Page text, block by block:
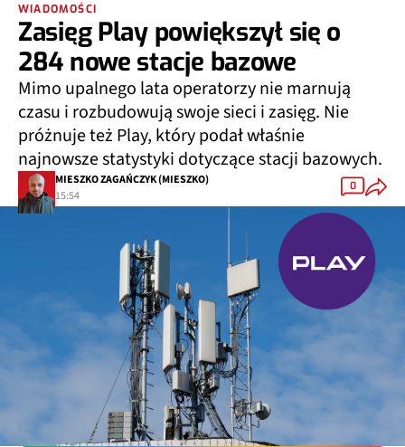
WIADOMOŚCI
Zasięg Play powiększył się o
284 nowe stacje bazowe
Mimo upalnego lata operatorzy nie marnują
czasu i rozbudowują swoje sieci i zasięg. Nie
próżnuje też Play, który podał właśnie
najnowsze statystyki dotyczące stacji bazowych.
MIESZKO ZAGAŃCZYK (MIESZKO)
15:54
0